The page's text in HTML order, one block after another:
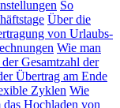
So
Über die
von Urlaubs-
Wie man
Gesamtzahl der
Übertrag am Ende
Zyklen Wie
Hochladen von